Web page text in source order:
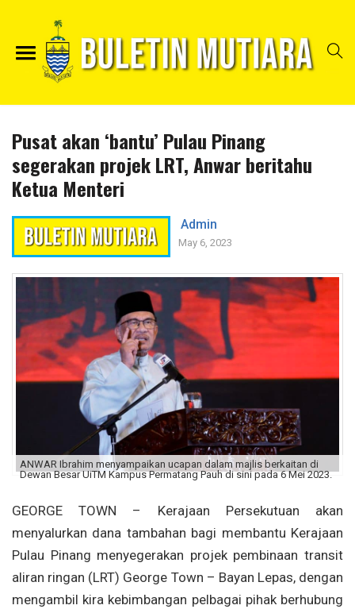
Pusat akan ‘bantu’ Pulau Pinang
segerakan projek LRT, Anwar beritahu
Ketua Menteri
Admin
May 6, 2023
ANWAR Ibrahim menyampaikan ucapan dalam majlis berkaitan di
Dewan Besar UiTM Kampus Permatang Pauh di sini pada 6 Mei 2023.
GEORGE TOWN – Kerajaan Persekutuan akan
menyalurkan dana tambahan bagi membantu Kerajaan
Pulau Pinang menyegerakan projek pembinaan transit
aliran ringan (LRT) George Town – Bayan Lepas, dengan
mengambil kira kebimbangan pelbagai pihak berhubung